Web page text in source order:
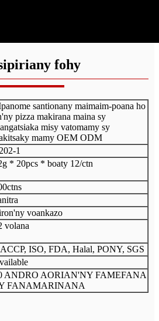
fohy
santionany maimaim-poana ho
pizza makirana maina sy
misy vatomamy sy
mamy OEM ODM
1
* 20pcs * boaty 12/ctn
voankazo
volana
ISO, FDA, Halal, PONY, SGS
ANDRO AORIAN'NY FAMEFANA
FANAMARINANA